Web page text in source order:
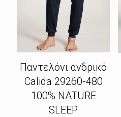
Παντελόνι ανδρικό
Calida 29260-480
100% NATURE
SLEEP